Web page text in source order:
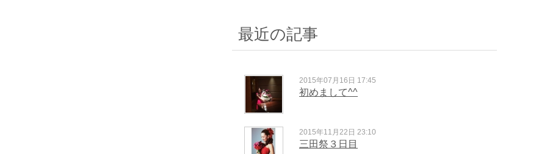
最近の記事
初めまして^^
2015年07月16日 17:45
三田祭３日目
2015年11月22日 23:10